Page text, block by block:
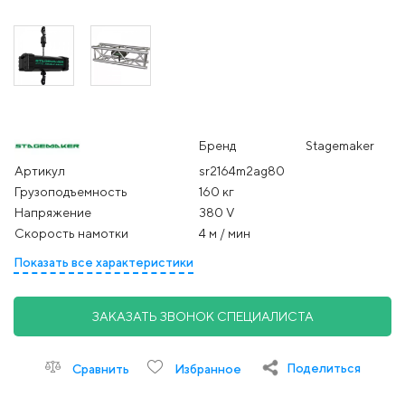
Бренд
Stagemaker
Артикул
sr2164m2ag80
Грузоподъемность
160 кг
Напряжение
380 V
Скорость намотки
4 м / мин
Показать все характеристики
ЗАКАЗАТЬ ЗВОНОК СПЕЦИАЛИСТА
Сравнить Избранное Поделиться